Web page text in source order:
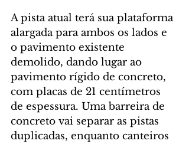
A pista atual terá sua plataforma
alargada para ambos os lados e
o pavimento existente
demolido, dando lugar ao
pavimento rígido de concreto,
com placas de 21 centímetros
de espessura. Uma barreira de
concreto vai separar as pistas
duplicadas, enquanto canteiros